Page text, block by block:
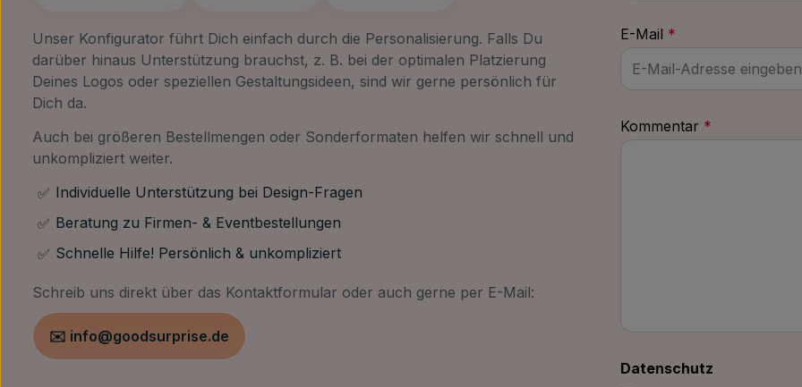
Unser Konfigurator führt Dich einfach durch die Personalisierung. Falls Du
darüber hinaus Unterstützung brauchst, z. B. bei der optimalen Platzierung
Deines Logos oder speziellen Gestaltungsideen, sind wir gerne persönlich für
Dich da.
Auch bei größeren Bestellmengen oder Sonderformaten helfen wir schnell und
unkompliziert weiter.
✅ Individuelle Unterstützung bei Design-Fragen
✅ Beratung zu Firmen- & Eventbestellungen
✅ Schnelle Hilfe! Persönlich & unkompliziert
Schreib uns direkt über das Kontaktformular oder auch gerne per E-Mail:
✉️ info@goodsurprise.de
E-Mail *
Kommentar *
Datenschutz